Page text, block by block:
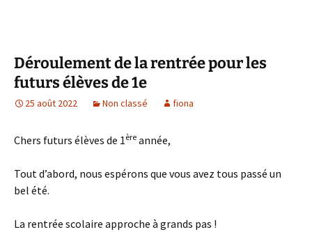
Déroulement de la rentrée pour les
futurs élèves de 1e
25 août 2022 Non classé fiona
Chers futurs élèves de 1ère année,
Tout d’abord, nous espérons que vous avez tous passé un
bel été.
La rentrée scolaire approche à grands pas !